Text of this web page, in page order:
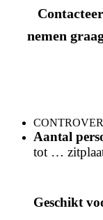
nemen
Aantal
tot …
Geschikt